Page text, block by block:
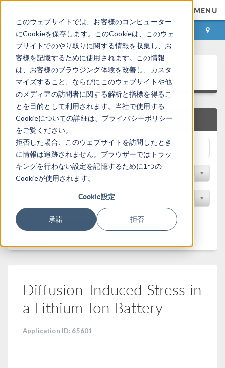
このウェブサイトでは、お客様のコンピューター
にCookieを保存します。このCookieは、このウェ
ブサイトでのやり取りに関する情報を収集し、お
客様を記憶するために使用されます。この情報
は、お客様のブラウジング体験を改善し、カスタ
マイズすること、ならびにこのウェブサイトや他
のメディアの訪問者に関する解析と指標を得るこ
とを目的として利用されます。当社で使用する
Cookieについての詳細は、プライバシーポリシー
をご覧ください。
拒否した場合、このウェブサイトを訪問したとき
に情報は追跡されません。ブラウザーではトラッ
キングを行わない設定を記憶するために1つの
Cookieが使用されます。
Cookie設定
承諾 拒否
MENU
ログイン お問い合わせ
アプリケーションギャラリ
クイック検索
分野でフィルター
フィルター
Diffusion-Induced Stress in
a Lithium-Ion Battery
Application ID: 65601